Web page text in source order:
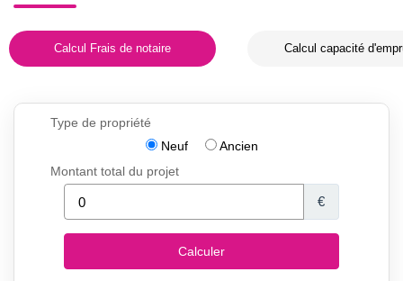
Calcul Frais de notaire Calcul capacité